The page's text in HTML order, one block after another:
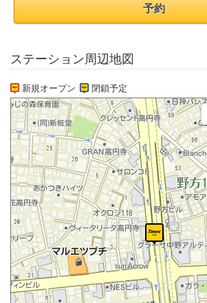
予約
ステーション周辺地図
新規オープン 閉鎖予定